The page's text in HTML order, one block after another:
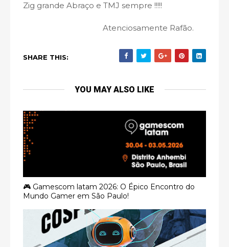
Zig grande Abraço e TMJ sempre !!!!!
Atenciosamente Rafão.
SHARE THIS:
YOU MAY ALSO LIKE
🎮 Gamescom latam 2026: O Épico Encontro do
Mundo Gamer em São Paulo!